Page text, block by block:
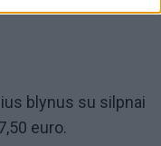
blynus su silpnai
euro.